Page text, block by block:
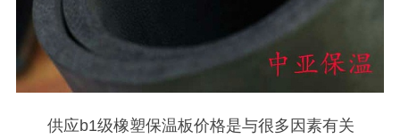
供应b1级橡塑保温板价格是与很多因素有关